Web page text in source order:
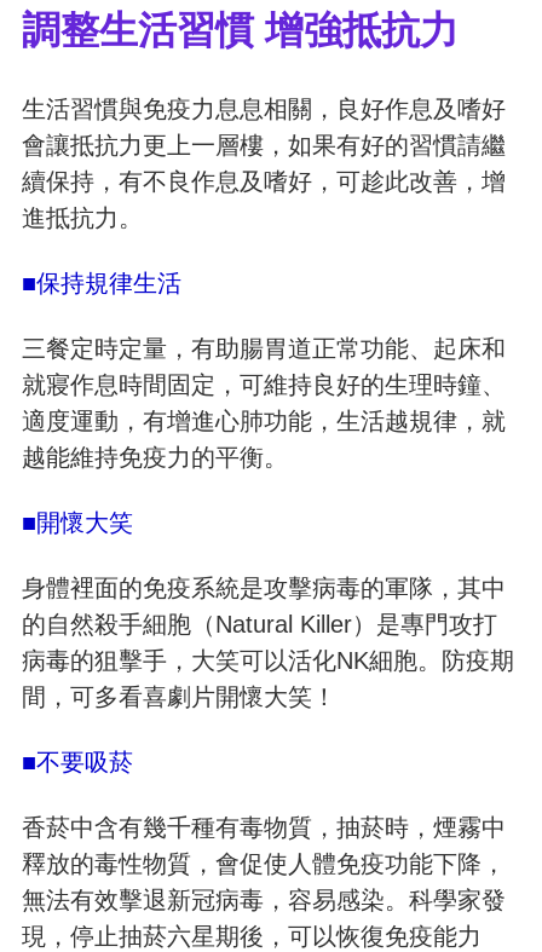
調整生活習慣 增強抵抗力
生活習慣與免疫力息息相關，良好作息及嗜好
會讓抵抗力更上一層樓，如果有好的習慣請繼
續保持，有不良作息及嗜好，可趁此改善，增
進抵抗力。
■保持規律生活
三餐定時定量，有助腸胃道正常功能、起床和
就寢作息時間固定，可維持良好的生理時鐘、
適度運動，有增進心肺功能，生活越規律，就
越能維持免疫力的平衡。
■開懷大笑
身體裡面的免疫系統是攻擊病毒的軍隊，其中
的自然殺手細胞（Natural Killer）是專門攻打
病毒的狙擊手，大笑可以活化NK細胞。防疫期
間，可多看喜劇片開懷大笑！
■不要吸菸
香菸中含有幾千種有毒物質，抽菸時，煙霧中
釋放的毒性物質，會促使人體免疫功能下降，
無法有效擊退新冠病毒，容易感染。科學家發
現，停止抽菸六星期後，可以恢復免疫能力